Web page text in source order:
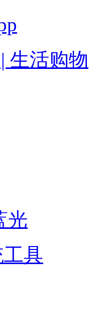
| 生活购物
光
工具